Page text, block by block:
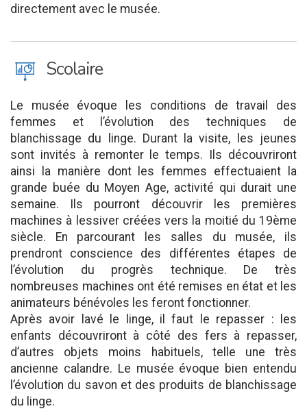
directement avec le musée.
J Scolaire
Le musée évoque les conditions de travail des
femmes et l’évolution des techniques de
blanchissage du linge. Durant la visite, les jeunes
sont invités à remonter le temps. Ils découvriront
ainsi la manière dont les femmes effectuaient la
grande buée du Moyen Age, activité qui durait une
semaine. Ils pourront découvrir les premières
machines à lessiver créées vers la moitié du 19ème
siècle. En parcourant les salles du musée, ils
prendront conscience des différentes étapes de
l’évolution du progrès technique. De très
nombreuses machines ont été remises en état et les
animateurs bénévoles les feront fonctionner.
Après avoir lavé le linge, il faut le repasser : les
enfants découvriront à côté des fers à repasser,
d’autres objets moins habituels, telle une très
ancienne calandre. Le musée évoque bien entendu
l’évolution du savon et des produits de blanchissage
du linge.